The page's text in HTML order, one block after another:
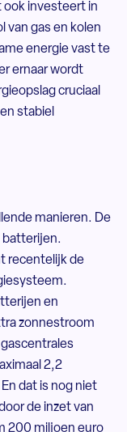
ook investeert in
van gas en kolen
energie vast te
ernaar wordt
cruciaal
stabiel
manieren. De
batterijen.
recentelijk de
en
zonnestroom
2,2
dat is nog niet
de inzet van
200 miljoen euro